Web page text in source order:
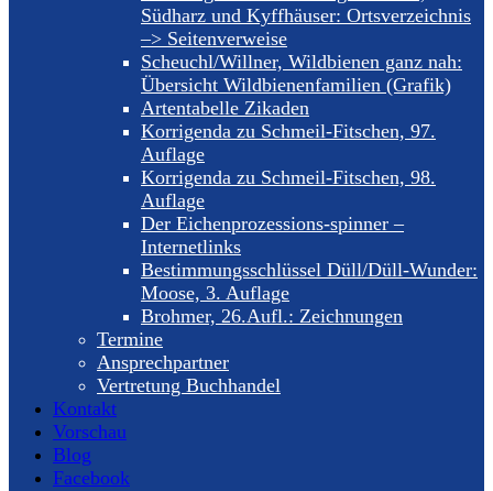
Südharz und Kyffhäuser: Ortsverzeichnis
–> Seitenverweise
Scheuchl/Willner, Wildbienen ganz nah:
Übersicht Wildbienenfamilien (Grafik)
Artentabelle Zikaden
Korrigenda zu Schmeil-Fitschen, 97.
Auflage
Korrigenda zu Schmeil-Fitschen, 98.
Auflage
Der Eichenprozessions-spinner –
Internetlinks
Bestimmungsschlüssel Düll/Düll-Wunder:
Moose, 3. Auflage
Brohmer, 26.Aufl.: Zeichnungen
Termine
Ansprechpartner
Vertretung Buchhandel
Kontakt
Vorschau
Blog
Facebook